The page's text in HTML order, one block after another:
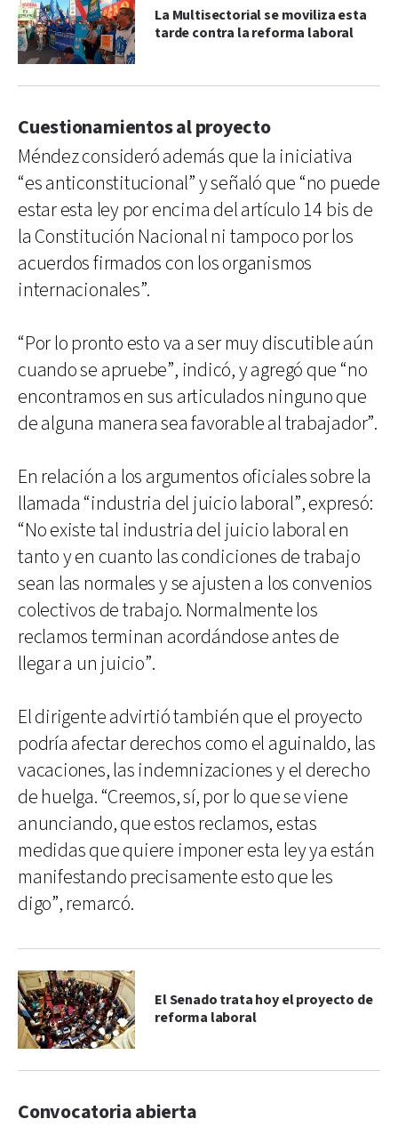
La Multisectorial se moviliza esta
tarde contra la reforma laboral
Cuestionamientos al proyecto
Méndez consideró además que la iniciativa
“es anticonstitucional” y señaló que “no puede
estar esta ley por encima del artículo 14 bis de
la Constitución Nacional ni tampoco por los
acuerdos firmados con los organismos
internacionales”.
“Por lo pronto esto va a ser muy discutible aún
cuando se apruebe”, indicó, y agregó que “no
encontramos en sus articulados ninguno que
de alguna manera sea favorable al trabajador”.
En relación a los argumentos oficiales sobre la
llamada “industria del juicio laboral”, expresó:
“No existe tal industria del juicio laboral en
tanto y en cuanto las condiciones de trabajo
sean las normales y se ajusten a los convenios
colectivos de trabajo. Normalmente los
reclamos terminan acordándose antes de
llegar a un juicio”.
El dirigente advirtió también que el proyecto
podría afectar derechos como el aguinaldo, las
vacaciones, las indemnizaciones y el derecho
de huelga. “Creemos, sí, por lo que se viene
anunciando, que estos reclamos, estas
medidas que quiere imponer esta ley ya están
manifestando precisamente esto que les
digo”, remarcó.
El Senado trata hoy el proyecto de
reforma laboral
Convocatoria abierta